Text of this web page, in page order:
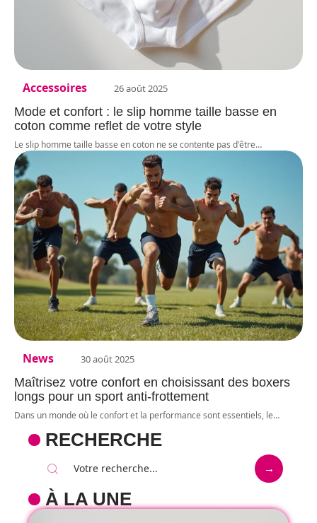
Accessoires 26 août 2025
Mode et confort : le slip homme taille basse en
coton comme reflet de votre style
Le slip homme taille basse en coton ne se contente pas d'être…
News 30 août 2025
Maîtrisez votre confort en choisissant des boxers
longs pour un sport anti-frottement
Dans un monde où le confort et la performance sont essentiels, le…
RECHERCHE
À LA UNE